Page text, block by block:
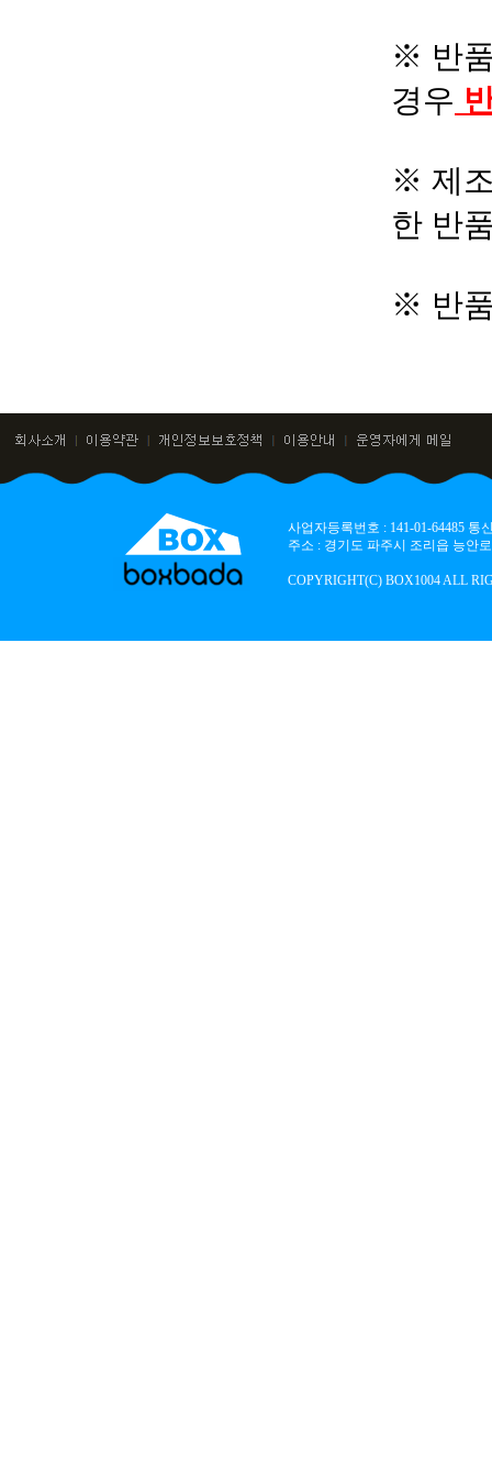
※ 반
경우
※ 제
한 반
※ 반
사업자등록번호 : 141-01-64485
주소 : 경기도 파주시 조리읍 능안
COPYRIGHT(C) BOX1004 ALL